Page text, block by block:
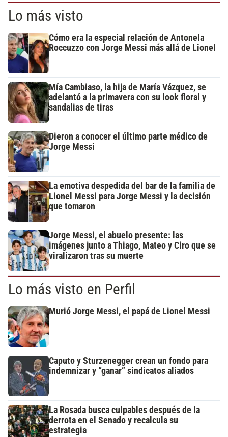
Lo más visto
Cómo era la especial relación de Antonela
Roccuzzo con Jorge Messi más allá de Lionel
Mía Cambiaso, la hija de María Vázquez, se
adelantó a la primavera con su look floral y
sandalias de tiras
Dieron a conocer el último parte médico de
Jorge Messi
La emotiva despedida del bar de la familia de
Lionel Messi para Jorge Messi y la decisión
que tomaron
Jorge Messi, el abuelo presente: las
imágenes junto a Thiago, Mateo y Ciro que se
viralizaron tras su muerte
Lo más visto en Perfil
Murió Jorge Messi, el papá de Lionel Messi
Caputo y Sturzenegger crean un fondo para
indemnizar y “ganar” sindicatos aliados
La Rosada busca culpables después de la
derrota en el Senado y recalcula su
estrategia